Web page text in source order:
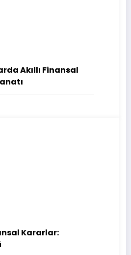
Akıllı Finansal
Kararlar: